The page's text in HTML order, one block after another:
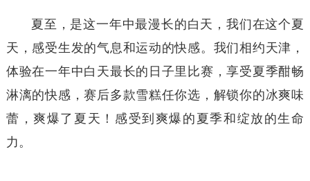
夏至，是这一年中最漫长的白天，我们在这个夏
天，感受生发的气息和运动的快感。我们相约天津，
体验在一年中白天最长的日子里比赛，享受夏季酣畅
淋漓的快感，赛后多款雪糕任你选，解锁你的冰爽味
蕾，爽爆了夏天！感受到爽爆的夏季和绽放的生命
力。